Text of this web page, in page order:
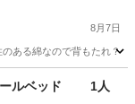
8月7日
ある綿なので背もたれ？
ールベッド 1人